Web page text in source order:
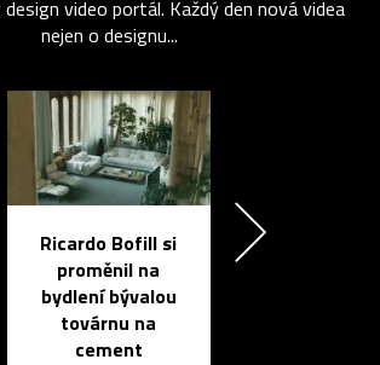
design video portál. Každý den nová videa
nejen o designu...
Ricardo Bofill si
proměnil na
bydlení bývalou
továrnu na
cement